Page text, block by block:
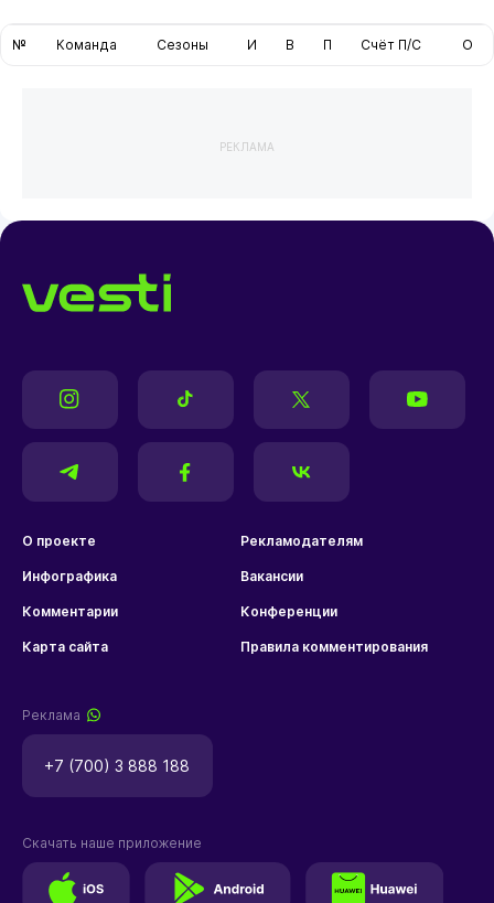
№ Команда Сезоны И В П Счёт П/С О
РЕКЛАМА
О проекте Рекламодателям
Инфографика Вакансии
Комментарии Конференции
Карта сайта Правила комментирования
Реклама
+7 (700) 3 888 188
Скачать наше приложение